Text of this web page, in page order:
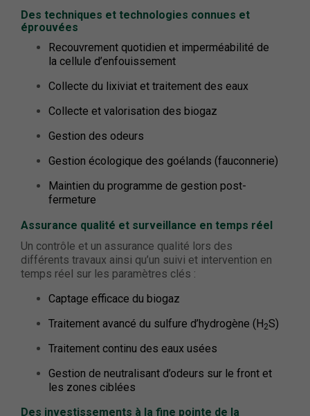
Des techniques et technologies connues et
éprouvées
Recouvrement quotidien et imperméabilité de
la cellule d’enfouissement
Collecte du lixiviat et traitement des eaux
Collecte et valorisation des biogaz
Gestion des odeurs
Gestion écologique des goélands (fauconnerie)
Maintien du programme de gestion post-
fermeture
Assurance qualité et surveillance en temps réel
Un contrôle et un assurance qualité lors des
différents travaux ainsi qu’un suivi et intervention en
temps réel sur les paramètres clés :
Captage efficace du biogaz
Traitement avancé du sulfure d’hydrogène (H2S)
Traitement continu des eaux usées
Gestion de neutralisant d’odeurs sur le front et
les zones ciblées
Des investissements à la fine pointe de la